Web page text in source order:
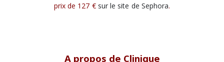
prix de 127 € sur le site de Sephora.
A propos de Clinique